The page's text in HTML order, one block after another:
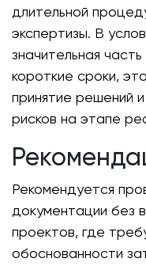
длительной
экспертизы. В
значительная
короткие сроки,
принятие решений
рисков на этапе
Рекомендуется
документации без
проектов, где
обоснованности